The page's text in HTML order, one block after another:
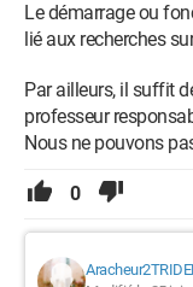
Le démarrage ou
lié aux recherches
Par ailleurs, il suffit
professeur
Nous ne pouvons
0